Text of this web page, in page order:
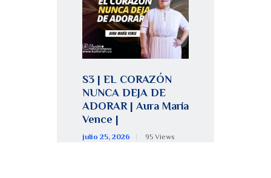
S3 | EL CORAZÓN
NUNCA DEJA DE
ADORAR | Aura María
Vence |
julio 25, 2026 95 Views